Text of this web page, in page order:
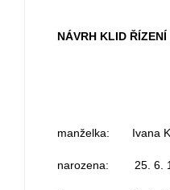
NÁVRH KLID
manželka: Ivana
narozena: 25. 6.